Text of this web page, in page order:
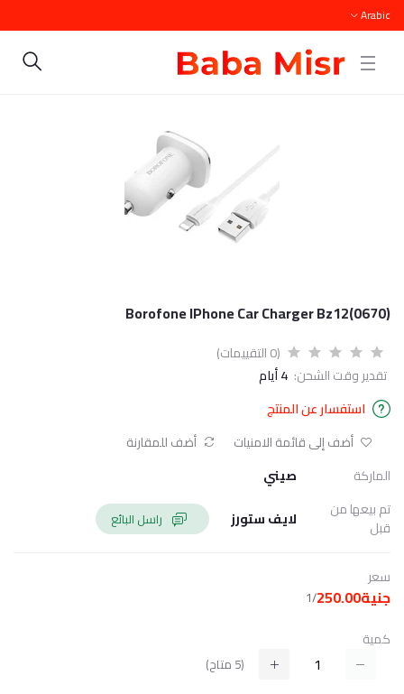
Arabic
Borofone IPhone Car Charger Bz12(0670)
(0 التقييمات)
تقدير وقت الشحن: 4 أيام
استفسار عن المنتج
أضف إلى قائمة الامنيات
أضف للمقارنة
الماركة
صيني
تم بيعها من
قبل
لايف ستورز
سعر
جنية250.00 /1
كمية
(
5 متاح)